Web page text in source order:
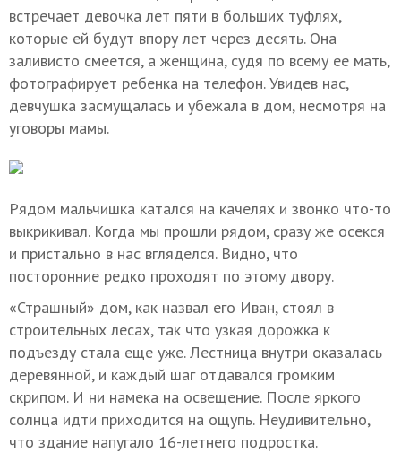
встречает девочка лет пяти в больших туфлях,
которые ей будут впору лет через десять. Она
заливисто смеется, а женщина, судя по всему ее мать,
фотографирует ребенка на телефон. Увидев нас,
девчушка засмущалась и убежала в дом, несмотря на
уговоры мамы.
Рядом мальчишка катался на качелях и звонко что-то
выкрикивал. Когда мы прошли рядом, сразу же осекся
и пристально в нас вгляделся. Видно, что
посторонние редко проходят по этому двору.
«Страшный» дом, как назвал его Иван, стоял в
строительных лесах, так что узкая дорожка к
подъезду стала еще уже. Лестница внутри оказалась
деревянной, и каждый шаг отдавался громким
скрипом. И ни намека на освещение. После яркого
солнца идти приходится на ощупь. Неудивительно,
что здание напугало 16-летнего подростка.